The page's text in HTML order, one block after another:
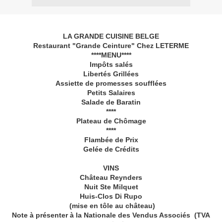
LA GRANDE CUISINE BELGE
Restaurant "Grande Ceinture" Chez LETERME
****MENU****
Impôts salés
Libertés Grillées
Assiette de promesses soufflées
Petits Salaires
Salade de Baratin
****
Plateau de Chômage
****
Flambée de Prix
Gelée de Crédits
VINS
Château Reynders
Nuit Ste Milquet
Huis-Clos Di Rupo
(mise en tôle au château)
Note à présenter à la Nationale des Vendus Associés (TVA